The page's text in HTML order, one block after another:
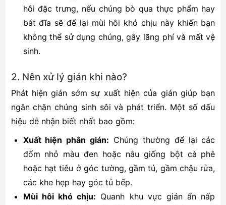
hôi đặc trưng, nếu chúng bò qua thực phẩm hay
bát đĩa sẽ để lại mùi hôi khó chịu này khiến bạn
không thể sử dụng chúng, gây lãng phí và mất vệ
sinh.
2. Nên xử lý gián khi nào?
Phát hiện gián sớm sự xuất hiện của gián giúp bạn
ngăn chặn chúng sinh sôi và phát triển. Một số dấu
hiệu dễ nhận biết nhất bao gồm:
Xuất hiện phân gián: Chúng thường để lại các
đốm nhỏ màu đen hoặc nâu giống bột cà phê
hoặc hạt tiêu ở góc tường, gầm tủ, gầm chậu rửa,
các khe hẹp hay góc tủ bếp.
Mùi hôi khó chịu: Quanh khu vực gián ẩn nấp